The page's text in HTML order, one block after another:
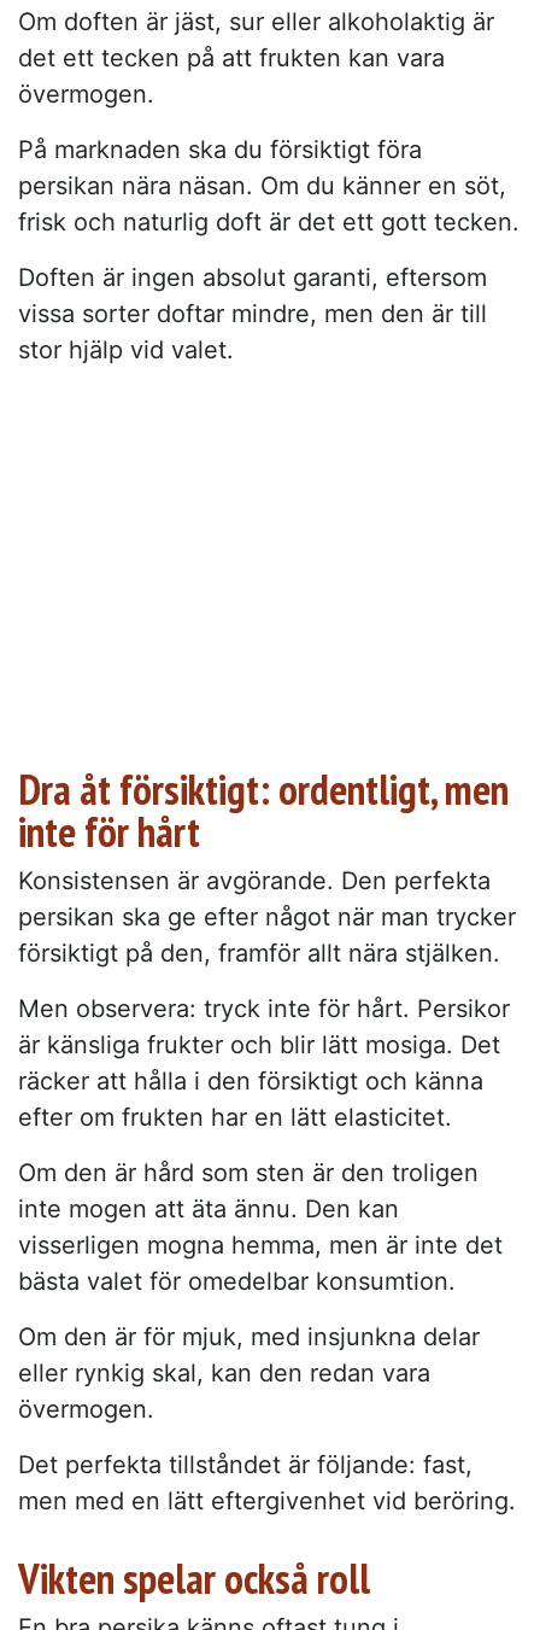
Om doften är jäst, sur eller alkoholaktig är
det ett tecken på att frukten kan vara
övermogen.
På marknaden ska du försiktigt föra
persikan nära näsan. Om du känner en söt,
frisk och naturlig doft är det ett gott tecken.
Doften är ingen absolut garanti, eftersom
vissa sorter doftar mindre, men den är till
stor hjälp vid valet.
Dra åt försiktigt: ordentligt, men
inte för hårt
Konsistensen är avgörande. Den perfekta
persikan ska ge efter något när man trycker
försiktigt på den, framför allt nära stjälken.
Men observera: tryck inte för hårt. Persikor
är känsliga frukter och blir lätt mosiga. Det
räcker att hålla i den försiktigt och känna
efter om frukten har en lätt elasticitet.
Om den är hård som sten är den troligen
inte mogen att äta ännu. Den kan
visserligen mogna hemma, men är inte det
bästa valet för omedelbar konsumtion.
Om den är för mjuk, med insjunkna delar
eller rynkig skal, kan den redan vara
övermogen.
Det perfekta tillståndet är följande: fast,
men med en lätt eftergivenhet vid beröring.
Vikten spelar också roll